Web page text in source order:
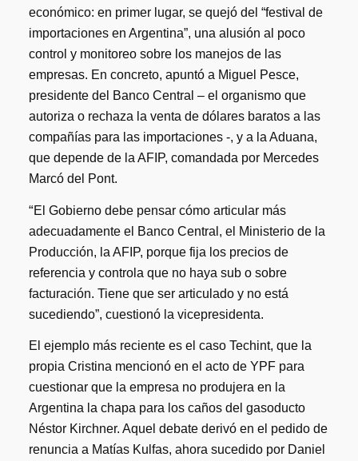
económico: en primer lugar, se quejó del “festival de
importaciones en Argentina”, una alusión al poco
control y monitoreo sobre los manejos de las
empresas. En concreto, apuntó a Miguel Pesce,
presidente del Banco Central – el organismo que
autoriza o rechaza la venta de dólares baratos a las
compañías para las importaciones -, y a la Aduana,
que depende de la AFIP, comandada por Mercedes
Marcó del Pont.
“El Gobierno debe pensar cómo articular más
adecuadamente el Banco Central, el Ministerio de la
Producción, la AFIP, porque fija los precios de
referencia y controla que no haya sub o sobre
facturación. Tiene que ser articulado y no está
sucediendo”, cuestionó la vicepresidenta.
El ejemplo más reciente es el caso Techint, que la
propia Cristina mencionó en el acto de YPF para
cuestionar que la empresa no produjera en la
Argentina la chapa para los caños del gasoducto
Néstor Kirchner. Aquel debate derivó en el pedido de
renuncia a Matías Kulfas, ahora sucedido por Daniel